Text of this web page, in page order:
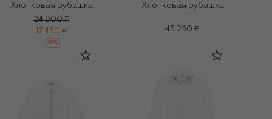
Хлопковая рубашка
24 900 ₽
17 450 ₽
-30%
Хлопковая рубашка
45 250 ₽